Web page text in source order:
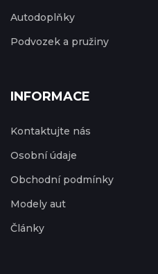
Autodoplňky
Podvozek a pružiny
INFORMACE
Kontaktujte nás
Osobní údaje
Obchodní podmínky
Modely aut
Články